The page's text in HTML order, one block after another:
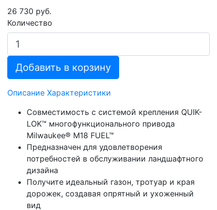
26 730 руб.
Количество
Добавить в корзину
Описание Характеристики
Совместимость с системой крепления QUIK-
LOK™ многофункционального привода
Milwaukee® M18 FUEL™
Предназначен для удовлетворения
потребностей в обслуживании ландшафтного
дизайна
Получите идеальный газон, тротуар и края
дорожек, создавая опрятный и ухоженный
вид